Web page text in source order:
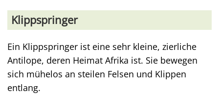
Klippspringer
Ein Klippspringer ist eine sehr kleine, zierliche
Antilope, deren Heimat Afrika ist. Sie bewegen
sich mühelos an steilen Felsen und Klippen
entlang.